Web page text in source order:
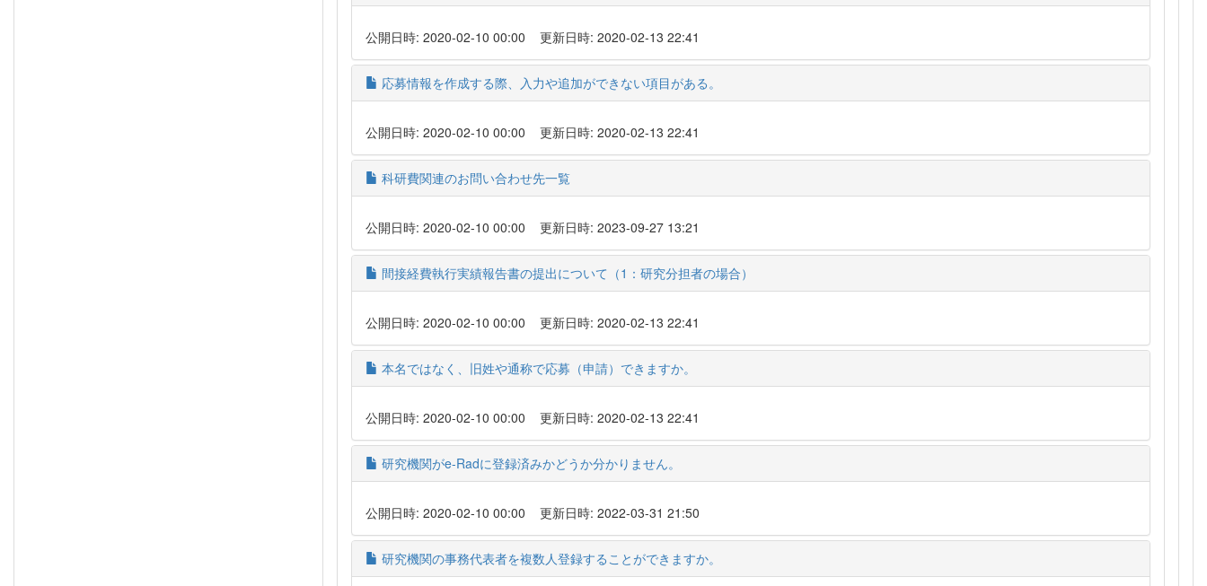
公開日時: 2020-02-10 00:00 更新日時: 2020-02-13 22:41
応募情報を作成する際、入力や追加ができない項目がある。
公開日時: 2020-02-10 00:00 更新日時: 2020-02-13 22:41
科研費関連のお問い合わせ先一覧
公開日時: 2020-02-10 00:00 更新日時: 2023-09-27 13:21
間接経費執行実績報告書の提出について（1：研究分担者の場合）
公開日時: 2020-02-10 00:00 更新日時: 2020-02-13 22:41
本名ではなく、旧姓や通称で応募（申請）できますか。
公開日時: 2020-02-10 00:00 更新日時: 2020-02-13 22:41
研究機関がe-Radに登録済みかどうか分かりません。
公開日時: 2020-02-10 00:00 更新日時: 2022-03-31 21:50
研究機関の事務代表者を複数人登録することができますか。